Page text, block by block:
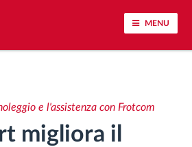
MENU
guida
e l'assistenza con Frotcom
migliora il